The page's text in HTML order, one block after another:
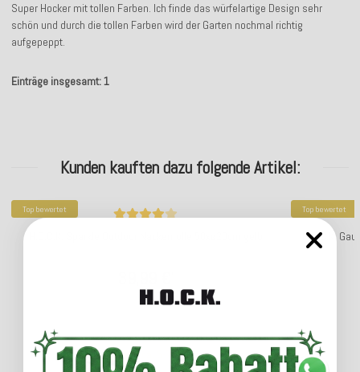
Super Hocker mit tollen Farben. Ich finde das würfelartige Design sehr
schön und durch die tollen Farben wird der Garten nochmal richtig
aufgepeppt.
Einträge insgesamt: 1
Kunden kauften dazu folgende Artikel:
Top bewertet
Lieferzeit: ca. 5-7 Werktage
Top bewertet
H.O.C.K.